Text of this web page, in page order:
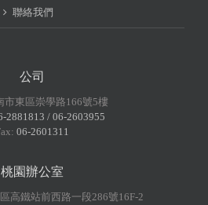
聯絡我們
公司
市東區崇學路166號5樓
2881813 / 06-2603955
06-2601311
桃園辦公室
高鐵站前西路一段286號16F-2